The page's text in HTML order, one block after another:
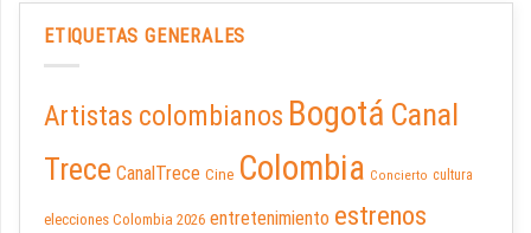
ETIQUETAS GENERALES
Artistas colombianos Bogotá Canal
Trece CanalTrece Cine Colombia Concierto cultura
elecciones Colombia 2026 entretenimiento estrenos